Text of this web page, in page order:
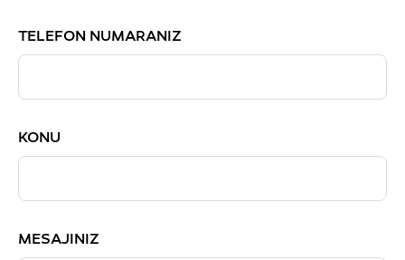
TELEFON NUMARANIZ
KONU
MESAJINIZ